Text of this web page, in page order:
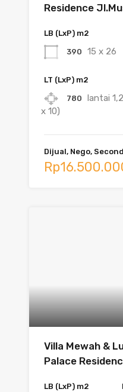
Residence
LB (LxP) m2
390 15 x 26
LT (LxP) m2
780
lantai
x 10)
Dijual, Nego,
Villa Mewah &
Palace
LB (LxP) m2